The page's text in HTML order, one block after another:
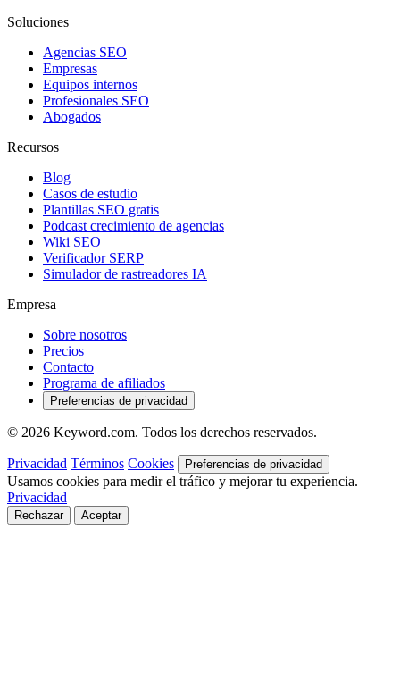
Soluciones
Agencias SEO
Empresas
Equipos internos
Profesionales SEO
Abogados
Recursos
Blog
Casos de estudio
Plantillas SEO gratis
Podcast crecimiento de agencias
Wiki SEO
Verificador SERP
Simulador de rastreadores IA
Empresa
Sobre nosotros
Precios
Contacto
Programa de afiliados
Preferencias de privacidad
© 2026 Keyword.com. Todos los derechos reservados.
Privacidad Términos Cookies Preferencias de privacidad
Usamos cookies para medir el tráfico y mejorar tu experiencia.
Privacidad
Rechazar Aceptar